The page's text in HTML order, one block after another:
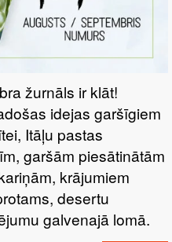
žurnāls ir klāt!
idejas garšīgiem
Itāļu pastas
garšām piesātinātām
krājumiem
desertu
galvenajā lomā.